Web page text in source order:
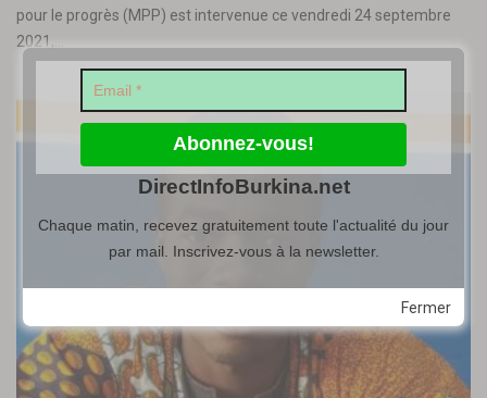
pour le progrès (MPP) est intervenue ce vendredi 24 septembre
2021,…
Fermer
DirectInfoBurkina.net
Chaque matin, recevez gratuitement toute l'actualité du jour
par mail. Inscrivez-vous à la newsletter.